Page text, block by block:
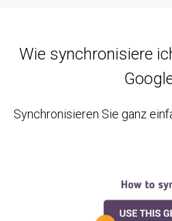
Wie synchronisiere
Synchronisieren Sie ganz